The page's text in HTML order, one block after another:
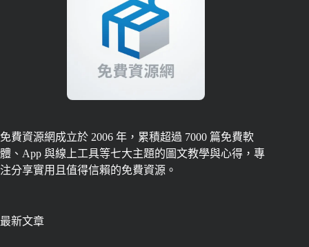
免費資源網成立於 2006 年，累積超過 7000 篇免費軟
體、App 與線上工具等七大主題的圖文教學與心得，專
注分享實用且值得信賴的免費資源。
最新文章